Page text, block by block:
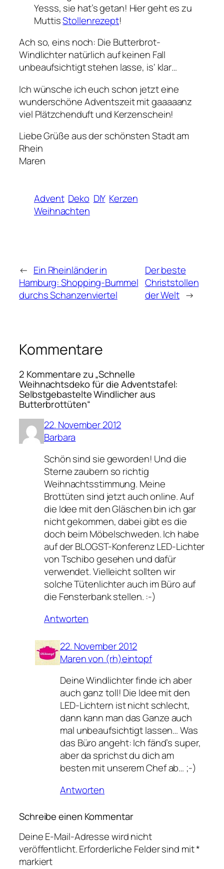
Yesss, sie hat’s getan! Hier geht es zu
MuttisStollenrezept!
Ach so, eins noch: Die Butterbrot-
Windlichter natürlich auf keinen Fall
unbeaufsichtigt stehen lasse, is‘ klar…
Ich wünsche ich euch schon jetzt eine
wunderschöne Adventszeit mit gaaaaanz
viel Plätzchenduft und Kerzenschein!
Liebe Grüße aus der schönsten Stadt am
Rhein
Maren
Advent Deko DIY Kerzen
Weihnachten
← Ein Rheinländer in
Hamburg: Shopping-Bummel
durchs Schanzenviertel
Der beste
Christstollen
der Welt →
Kommentare
2 Kommentare zu „Schnelle
Weihnachtsdeko für die Adventstafel:
Selbstgebastelte Windlicher aus
Butterbrottüten“
22. November 2012
Barbara
Schön sind sie geworden! Und die
Sterne zaubern so richtig
Weihnachtsstimmung. Meine
Brottüten sind jetzt auch online. Auf
die Idee mit den Gläschen bin ich gar
nicht gekommen, dabei gibt es die
doch beim Möbelschweden. Ich habe
auf der BLOGST-Konferenz LED-Lichter
von Tschibo gesehen und dafür
verwendet. Vielleicht sollten wir
solche Tütenlichter auch im Büro auf
die Fensterbank stellen. :-)
Antworten
22. November 2012
Maren von (rh)eintopf
Deine Windlichter finde ich aber
auch ganz toll! Die Idee mit den
LED-Lichtern ist nicht schlecht,
dann kann man das Ganze auch
mal unbeaufsichtigt lassen… Was
das Büro angeht: Ich fänd’s super,
aber da sprichst du dich am
besten mit unserem Chef ab… ;-)
Antworten
Schreibe einen Kommentar
Deine E-Mail-Adresse wird nicht
veröffentlicht.Erforderliche Felder sind mit*
markiert